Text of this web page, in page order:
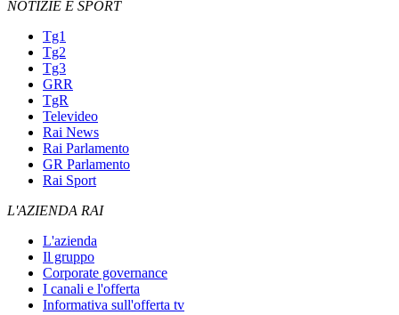
NOTIZIE E SPORT
Tg1
Tg2
Tg3
GRR
TgR
Televideo
Rai News
Rai Parlamento
GR Parlamento
Rai Sport
L'AZIENDA RAI
L'azienda
Il gruppo
Corporate governance
I canali e l'offerta
Informativa sull'offerta tv